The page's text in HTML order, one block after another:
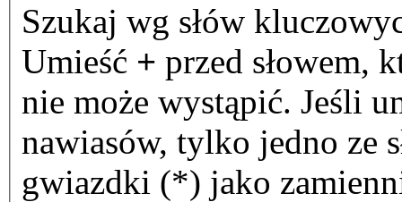
Szukaj wg słów
Umieść + przed słowem,
nie może wystąpić. Jeśli
nawiasów, tylko jedno ze
gwiazdki (*) jako